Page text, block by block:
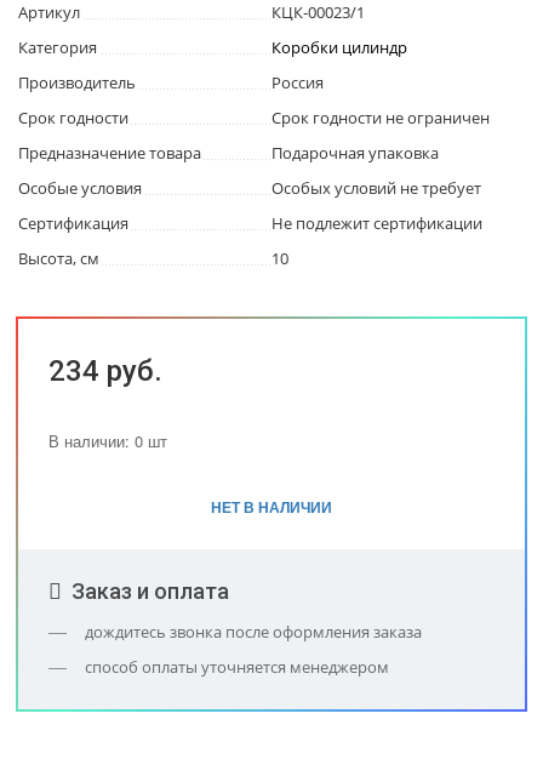
Артикул
КЦК-00023/1
Категория
Коробки цилиндр
Производитель
Россия
Срок годности
Срок годности не ограничен
Предназначение товара
Подарочная упаковка
Особые условия
Особых условий не требует
Сертификация
Не подлежит сертификации
Высота, см
10
234 руб.
В наличии: 0 шт
НЕТ В НАЛИЧИИ
Заказ и оплата
дождитесь звонка после оформления заказа
способ оплаты уточняется менеджером